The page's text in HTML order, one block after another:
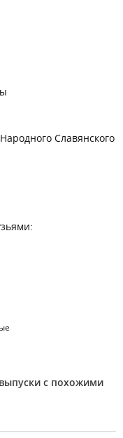
Славянского
выпуски с похожими